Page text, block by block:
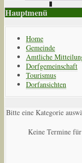
Hauptmenü
Home
Gemeinde
Amtliche
Dorfgemeinschaft
Tourismus
Dorfansichten
Bitte eine Kategorie
Keine Termine für